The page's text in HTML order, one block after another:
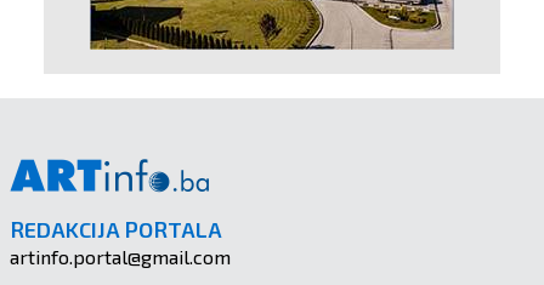
REDAKCIJA PORTALA
artinfo.portal@gmail.com